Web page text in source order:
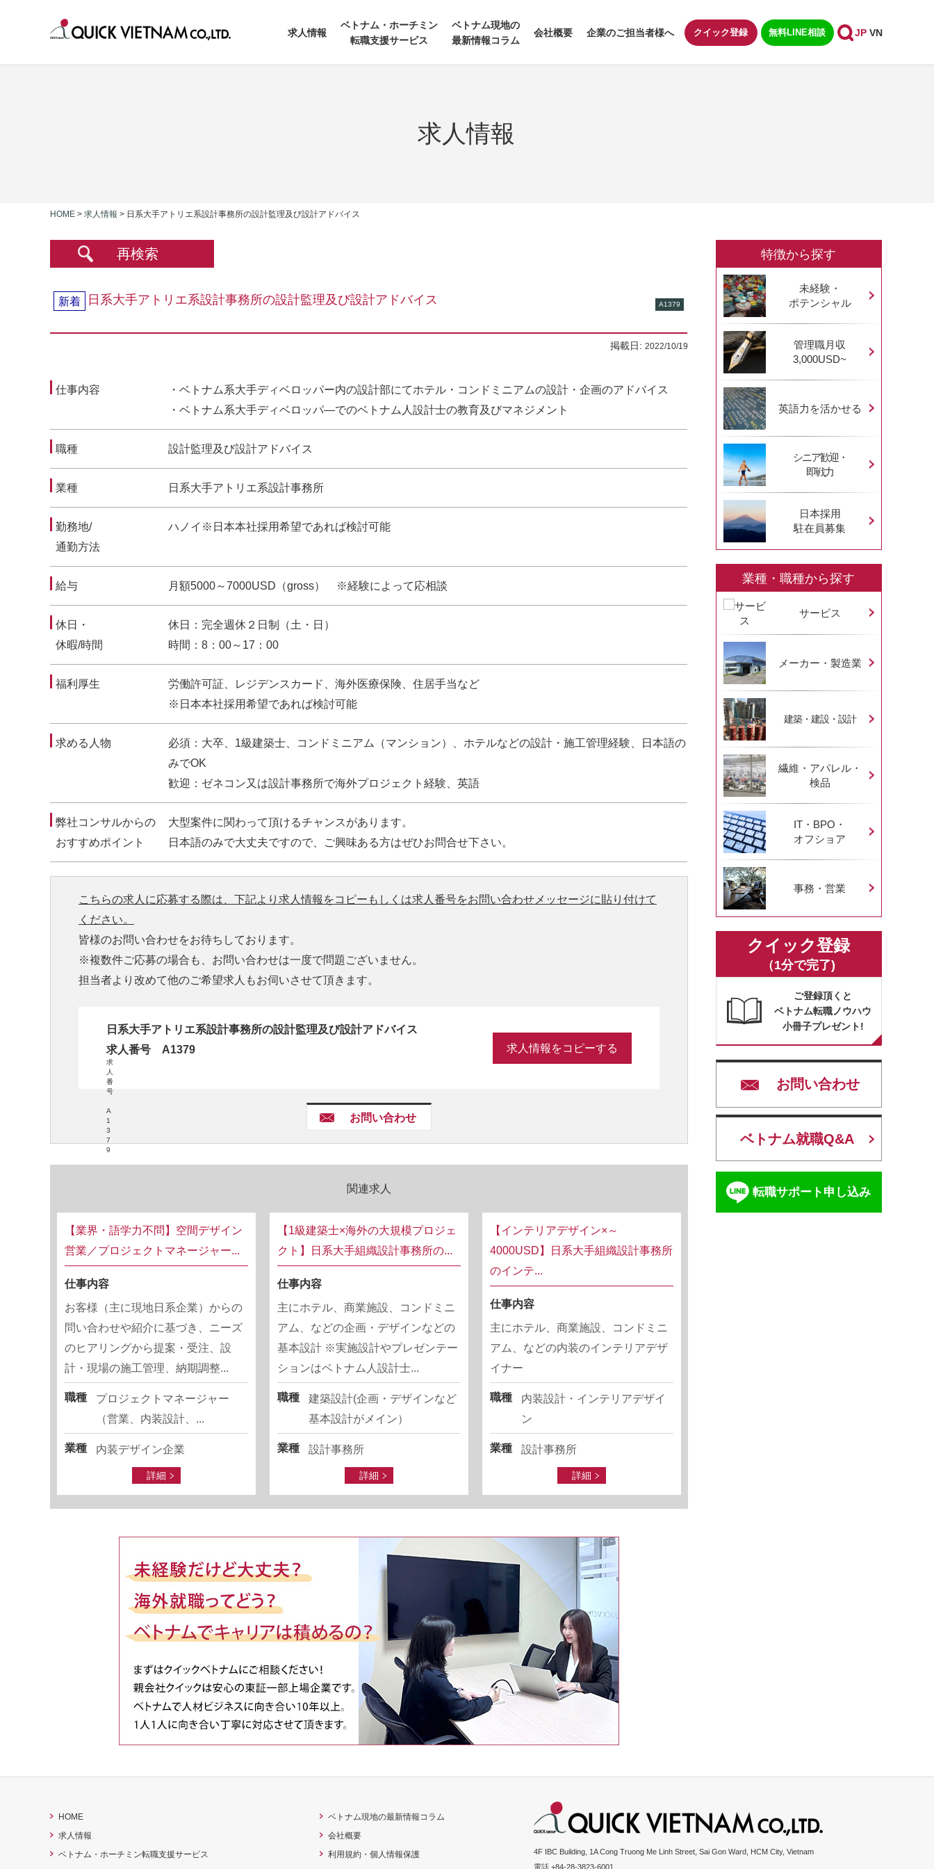
求人情報
ベトナム・ホーチミン
転職支援サービス
ベトナム現地の
最新情報コラム
会社概要 企業のご担当者様へ クイック登録 無料LINE相談 JP VN
求人情報
HOME > 求人情報 > 日系大手アトリエ系設計事務所の設計監理及び設計アドバイス
再検索
新着 日系大手アトリエ系設計事務所の設計監理及び設計アドバイス A1379
掲載日: 2022/10/19
仕事内容
・ベトナム系大手ディベロッパー内の設計部にてホテル・コンドミニアムの設計・企画のアドバイス
・ベトナム系大手ディベロッパ―でのベトナム人設計士の教育及びマネジメント
職種 設計監理及び設計アドバイス
業種 日系大手アトリエ系設計事務所
勤務地/
通勤方法
ハノイ※日本本社採用希望であれば検討可能
給与 月額5000～7000USD（gross） ※経験によって応相談
休日・
休暇/時間
休日：完全週休２日制（土・日）
時間：8：00～17：00
福利厚生
労働許可証、レジデンスカード、海外医療保険、住居手当など
※日本本社採用希望であれば検討可能
求める人物
必須：大卒、1級建築士、コンドミニアム（マンション）、ホテルなどの設計・施工管理経験、日本語の
みでOK
歓迎：ゼネコン又は設計事務所で海外プロジェクト経験、英語
弊社コンサルからの
おすすめポイント
大型案件に関わって頂けるチャンスがあります。
日本語のみで大丈夫ですので、ご興味ある方はぜひお問合せ下さい。
こちらの求人に応募する際は、下記より求人情報をコピーもしくは求人番号をお問い合わせメッセージに貼り付けて
ください。
皆様のお問い合わせをお待ちしております。
※複数件ご応募の場合も、お問い合わせは一度で問題ございません。
担当者より改めて他のご希望求人もお伺いさせて頂きます。
求
人
番
号
A
1
3
7
9
日系大手アトリエ系設計事務所の設計監理及び設計アドバイス
求人番号 A1379
求人情報をコピーする
お問い合わせ
関連求人
【業界・語学力不問】空間デザイン
営業／プロジェクトマネージャー...
仕事内容
お客様（主に現地日系企業）からの
問い合わせや紹介に基づき、ニーズ
のヒアリングから提案・受注、設
計・現場の施工管理、納期調整...
職種
プロジェクトマネージャー
（営業、内装設計、...
業種 内装デザイン企業
詳細
【1級建築士×海外の大規模プロジェ
クト】日系大手組織設計事務所の...
仕事内容
主にホテル、商業施設、コンドミニ
アム、などの企画・デザインなどの
基本設計 ※実施設計やプレゼンテー
ションはベトナム人設計士...
職種
建築設計(企画・デザインなど
基本設計がメイン）
業種 設計事務所
詳細
【インテリアデザイン×～
4000USD】日系大手組織設計事務所
のインテ...
仕事内容
主にホテル、商業施設、コンドミニ
アム、などの内装のインテリアデザ
イナー
職種
内装設計・インテリアデザイ
ン
業種 設計事務所
詳細
特徴から探す
未経験・
ポテンシャル
管理職月収
3,000USD~
英語力を活かせる
シニア歓迎・
即戦力
日本採用
駐在員募集
業種・職種から探す
サービス
メーカー・製造業
建築・建設・設計
繊維・アパレル・
検品
IT・BPO・
オフショア
事務・営業
クイック登録
（1分で完了)
ご登録頂くと
ベトナム転職ノウハウ
小冊子プレゼント!
お問い合わせ
ベトナム就職Q&A
転職サポート申し込み
HOME
求人情報
ベトナム・ホーチミン転職支援サービス
ベトナム現地の最新情報コラム
会社概要
利用規約・個人情報保護
4F IBC Building, 1A Cong Truong Me Linh Street, Sai Gon Ward, HCM City, Vietnam
電話 +84-28-3823-6001